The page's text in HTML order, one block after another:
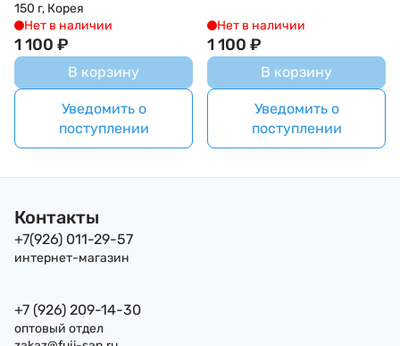
150 г, Корея
Нет в наличии
1 100 ₽
В корзину
Уведомить о
поступлении
Нет в наличии
1 100 ₽
В корзину
Уведомить о
поступлении
Контакты
+7(926) 011-29-57
интернет-магазин
+7 (926) 209-14-30
оптовый отдел